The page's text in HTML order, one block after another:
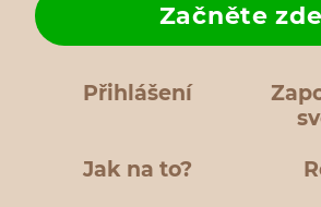
Přihlášení
Jak na to?
Začněte